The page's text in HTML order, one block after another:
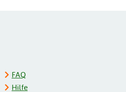
FAQ
Hilfe